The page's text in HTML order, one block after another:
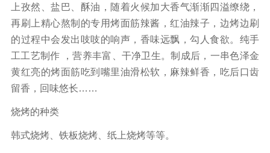
上孜然、盐巴、酥油，随着火候加大香气渐渐四溢缭绕，
再刷上精心熬制的专用烤面筋辣酱，红油辣子，边烤边刷
的过程中会发出吱吱的响声，香味远飘，勾人食欲。纯手
工工艺制作 ，营养丰富、干净卫生。制成后，一串色泽金
黄红亮的烤面筋吃到嘴里油滑松软，麻辣鲜香，吃后口齿
留香，回味悠长……
烧烤的种类
韩式烧烤、铁板烧烤、纸上烧烤等等。